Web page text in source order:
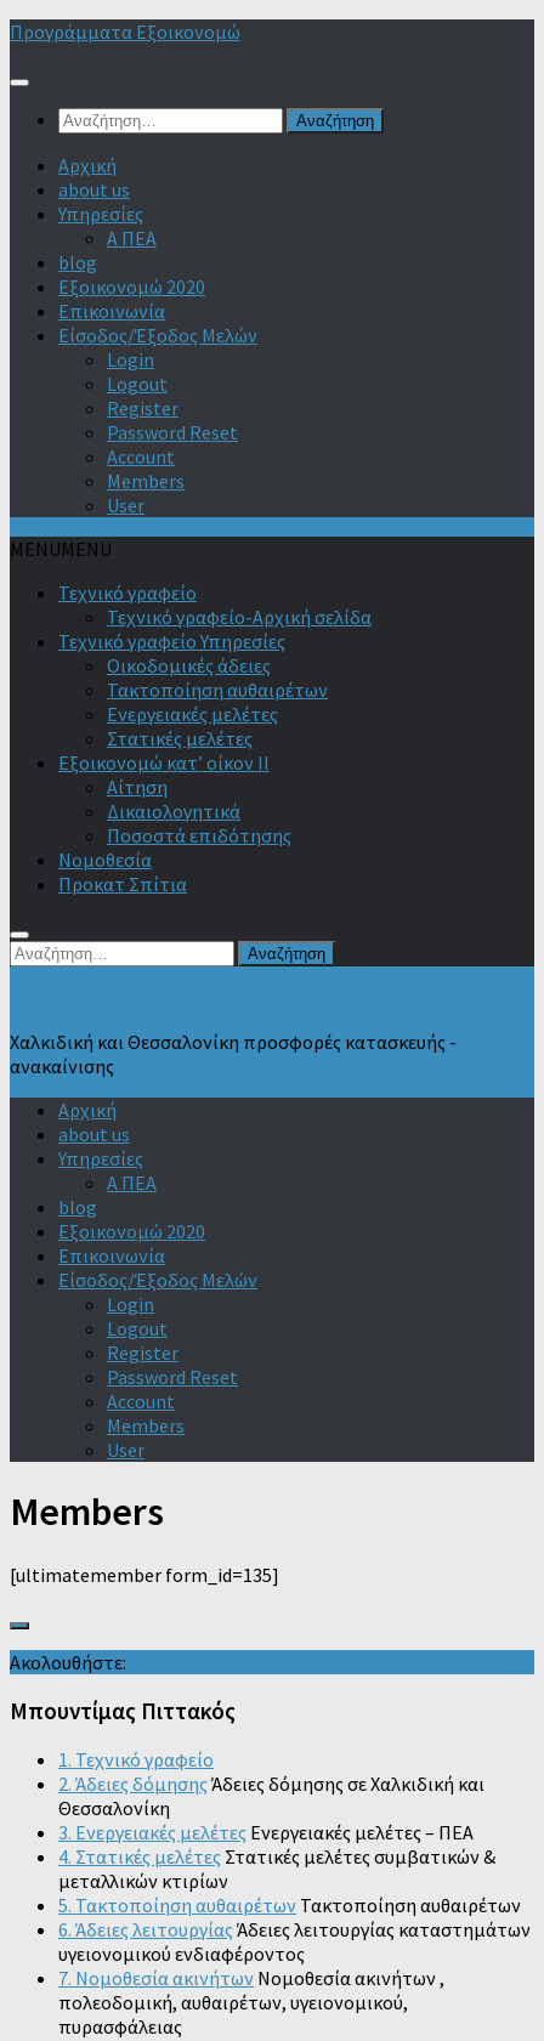
Skip
content
Προγράμματα Εξοικονομώ
Αναζήτηση
Αρχική
about us
Υπηρεσίες
Α ΠΕΑ
blog
Εξοικονομώ 2020
Επικοινωνία
Είσοδος/Έξοδος Μελών
Login
Logout
Register
Password Reset
Account
Members
User
MENUMENU
Τεχνικό γραφείο
Τεχνικό γραφείο-Αρχική σελίδα
Τεχνικό γραφείο Υπηρεσίες
Οικοδομικές άδειες
Τακτοποίηση αυθαιρέτων
Ενεργειακές μελέτες
Στατικές μελέτες
Εξοικονομώ κατ’ οίκον II
Αίτηση
Δικαιολογητικά
Ποσοστά επιδότησης
Νομοθεσία
Προκατ Σπίτια
Αναζήτηση
Χαλκιδική και Θεσσαλονίκη προσφορές κατασκευής -
ανακαίνισης
Αρχική
about us
Υπηρεσίες
Α ΠΕΑ
blog
Εξοικονομώ 2020
Επικοινωνία
Είσοδος/Έξοδος Μελών
Login
Logout
Register
Password Reset
Account
Members
User
Members
[ultimatemember form_id=135]
Ακολουθήστε:
Μπουντίμας Πιττακός
1. Τεχνικό γραφείο
2. Άδειες δόμησης Άδειες δόμησης σε Χαλκιδική και
Θεσσαλονίκη
3. Ενεργειακές μελέτες Ενεργειακές μελέτες – ΠΕΑ
4. Στατικές μελέτες Στατικές μελέτες συμβατικών &
μεταλλικών κτιρίων
5. Τακτοποίηση αυθαιρέτων Τακτοποίηση αυθαιρέτων
6. Άδειες λειτουργίας Άδειες λειτουργίας καταστημάτων
υγειονομικού ενδιαφέροντος
7. Νομοθεσία ακινήτων Νομοθεσία ακινήτων ,
πολεοδομική, αυθαιρέτων, υγειονομικού,
πυρασφάλειας